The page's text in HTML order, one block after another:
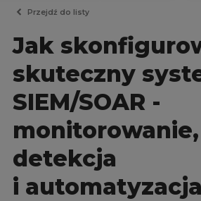
Przejdź do listy
Jak
skuteczny
SIEM/SOAR -
monitorowanie,
detekcja
i automatyzacja